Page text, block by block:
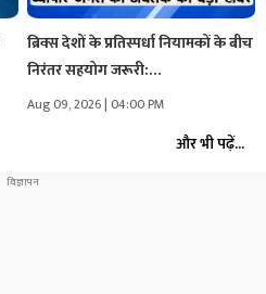
ब्रिक्स देशों के प्रतिस्पर्धा नियामकों के बीच
निरंतर सहयोग जरूरी:…
Aug 09, 2026 | 04:00 PM
और भी पढ़ें...